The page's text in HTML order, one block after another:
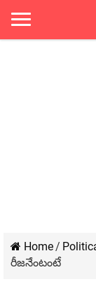
Home/
రీజ‌నేంటంటే